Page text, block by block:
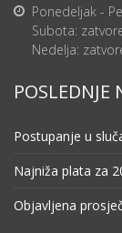
Ponedeljak -
Subota:
Nedelja:
POSLEDNJE
Postupanje u
Najniža plata za
Objavljena